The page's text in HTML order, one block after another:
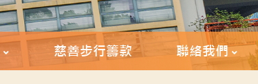
慈善步行籌款 聯絡我們